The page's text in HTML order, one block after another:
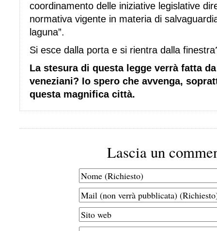
coordinamento delle iniziative legislative
normativa vigente in materia di
laguna”.
Si esce dalla porta e si rientra dalla
La stesura di questa legge verrà fatta
veneziani? Io spero che avvenga,
questa magnifica città.
Lascia un